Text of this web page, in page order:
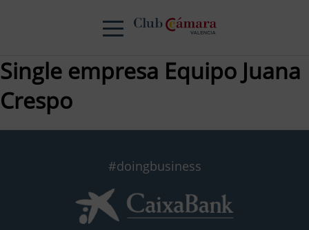
Single empresa Equipo Juana
Crespo
#doingbusiness